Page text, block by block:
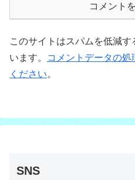
コメント
このサイトはスパムを低減
います。
コメントデータの
ください。
SNS